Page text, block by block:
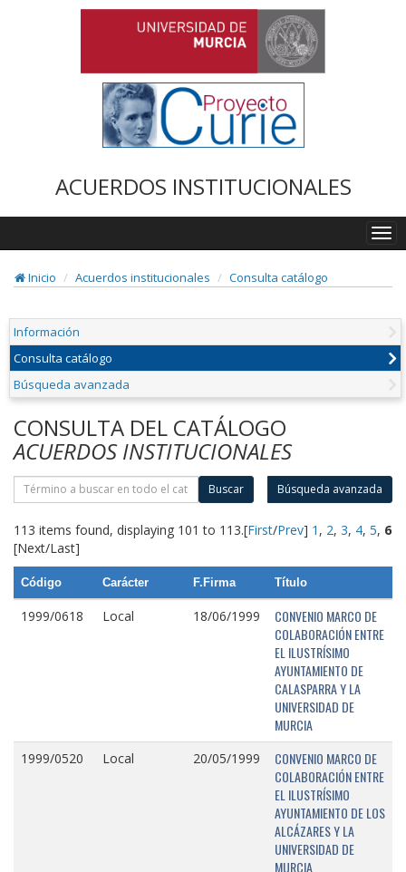
ACUERDOS INSTITUCIONALES
Inicio
Acuerdos institucionales Consulta catálogo
Información
Consulta catálogo
Búsqueda avanzada
CONSULTA DEL CATÁLOGO
ACUERDOS INSTITUCIONALES
Buscar Búsqueda avanzada
113 items found, displaying 101 to 113.[First/Prev] 1 , 2, 3, 4, 5, 6
[Next/Last]
Código Carácter F.Firma Título
1999/0618 Local 18/06/1999
CONVENIO MARCO DE
COLABORACIÓN ENTRE
EL ILUSTRÍSIMO
AYUNTAMIENTO DE
CALASPARRA Y LA
UNIVERSIDAD DE
MURCIA
1999/0520 Local 20/05/1999
CONVENIO MARCO DE
COLABORACIÓN ENTRE
EL ILUSTRÍSIMO
AYUNTAMIENTO DE LOS
ALCÁZARES Y LA
UNIVERSIDAD DE
MURCIA